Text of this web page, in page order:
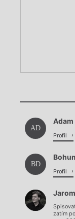
AD
Adam
Profil
BD
Profil
zatím